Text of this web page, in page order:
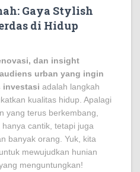
Gaya Stylish
di Hidup
dan insight
urban yang ingin
investasi adalah langkah
kualitas hidup. Apalagi
yang terus berkembang,
cantik, tetapi juga
banyak orang. Yuk, kita
mewujudkan hunian
menguntungkan!